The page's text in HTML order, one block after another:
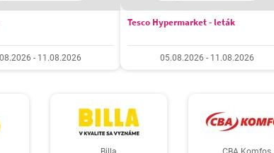
- 11.08.2026
Tesco Hypermarket - leták
05.08.2026 - 11.08.2026